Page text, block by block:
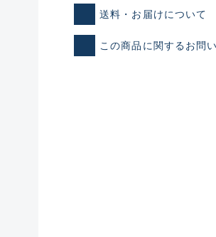
新古品（メーカー問屋から
品）
※店頭展示時の置き傷が付いて
送料・お届けについて
この商品に関するお問